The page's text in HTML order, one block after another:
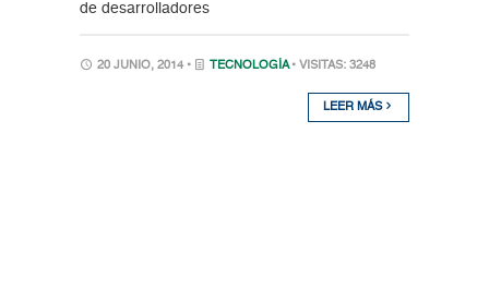
de desarrolladores
20 JUNIO, 2014 • TECNOLOGÍA • VISITAS: 3248
LEER MÁS